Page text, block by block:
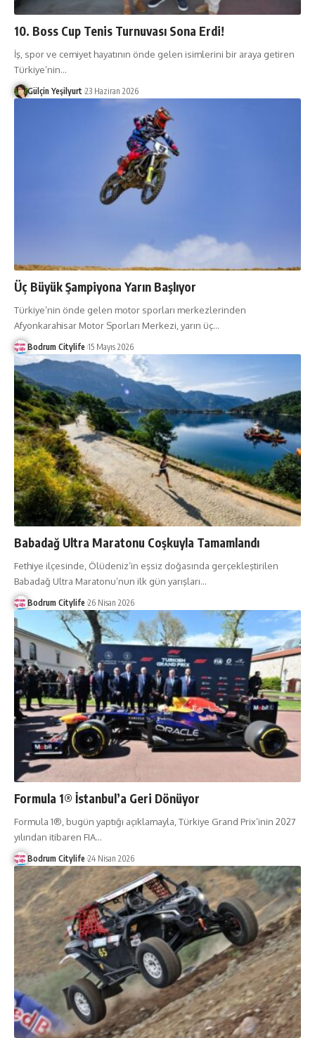
10. Boss Cup Tenis Turnuvası Sona Erdi!
İş, spor ve cemiyet hayatının önde gelen isimlerini bir araya getiren
Türkiye’nin…
Gülçin Yeşilyurt 23 Haziran 2026
Üç Büyük Şampiyona Yarın Başlıyor
Türkiye’nin önde gelen motor sporları merkezlerinden
Afyonkarahisar Motor Sporları Merkezi, yarın üç…
Bodrum Citylife 15 Mayıs 2026
Babadağ Ultra Maratonu Coşkuyla Tamamlandı
Fethiye ilçesinde, Ölüdeniz’in eşsiz doğasında gerçekleştirilen
Babadağ Ultra Maratonu’nun ilk gün yarışları…
Bodrum Citylife 26 Nisan 2026
Formula 1® İstanbul’a Geri Dönüyor
Formula 1®, bugün yaptığı açıklamayla, Türkiye Grand Prix’inin 2027
yılından itibaren FIA…
Bodrum Citylife 24 Nisan 2026